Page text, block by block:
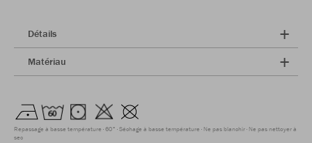
Détails
Matériau
Repassage à basse température 60° Séchage à basse température Ne pas blanchir Ne pas nettoyer à
sec